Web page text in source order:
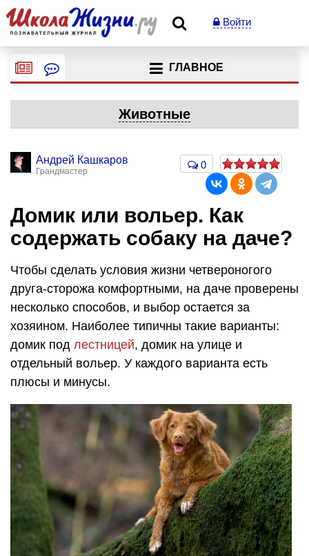
Войти
ГЛАВНОЕ
Животные
Андрей Кашкаров
Грандмастер
0
Домик или вольер. Как
содержать собаку на даче?
Чтобы сделать условия жизни четвероногого
друга-сторожа комфортными, на даче проверены
несколько способов, и выбор остается за
хозяином. Наиболее типичны такие варианты:
домик под лестницей, домик на улице и
отдельный вольер. У каждого варианта есть
плюсы и минусы.